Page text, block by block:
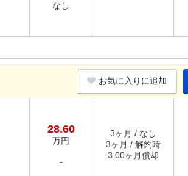
なし
お気に入りに追加
28.60
万円
-
3ヶ月 / なし
3ヶ月 / 解約時
3.00ヶ月償却